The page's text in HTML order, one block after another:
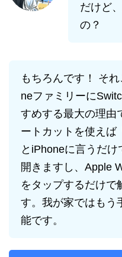
だけど
の？
もちろんです！ そ
neファミリーに
すめする最大の理由
ートカットを使えば
とiPhoneに言うだけ
開きますし、Apple
をタップするだけで
す。我が家ではもう
能です。